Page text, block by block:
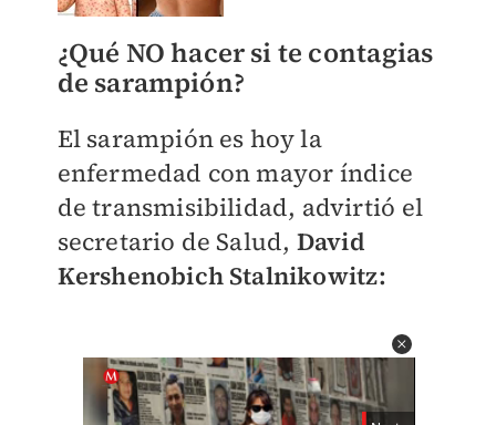
¿Qué NO hacer si te contagias
de sarampión?
El sarampión es hoy la
enfermedad con mayor índice
de transmisibilidad, advirtió el
secretario de Salud, David
Kershenobich Stalnikowitz: